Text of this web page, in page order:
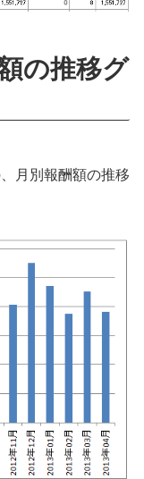
の推移グ
月別報酬額の推移